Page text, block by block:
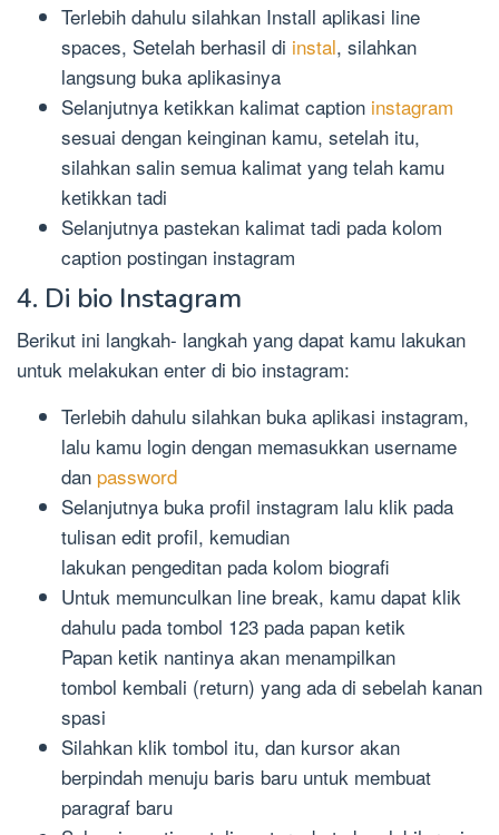
Terlebih dahulu silahkan Install aplikasi line
spaces, Setelah berhasil di instal, silahkan
langsung buka aplikasinya
Selanjutnya ketikkan kalimat caption instagram
sesuai dengan keinginan kamu, setelah itu,
silahkan salin semua kalimat yang telah kamu
ketikkan tadi
Selanjutnya pastekan kalimat tadi pada kolom
caption postingan instagram
4. Di bio Instagram
Berikut ini langkah- langkah yang dapat kamu lakukan
untuk melakukan enter di bio instagram:
Terlebih dahulu silahkan buka aplikasi instagram,
lalu kamu login dengan memasukkan username
dan password
Selanjutnya buka profil instagram lalu klik pada
tulisan edit profil, kemudian
lakukan pengeditan pada kolom biografi
Untuk memunculkan line break, kamu dapat klik
dahulu pada tombol 123 pada papan ketik
Papan ketik nantinya akan menampilkan
tombol kembali (return) yang ada di sebelah kanan
spasi
Silahkan klik tombol itu, dan kursor akan
berpindah menuju baris baru untuk membuat
paragraf baru